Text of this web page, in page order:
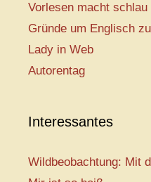
Vorlesen macht schlau
Gründe um Englisch
Lady in Web
Autorentag
Interessantes
Wildbeobachtung: Mit